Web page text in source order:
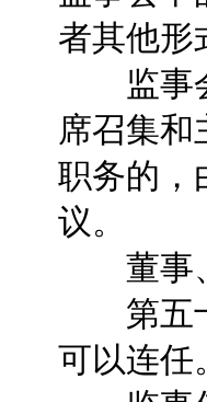
者其他形
监事会
席召集和
职务的，
议。
董事、
第五十
可以连任